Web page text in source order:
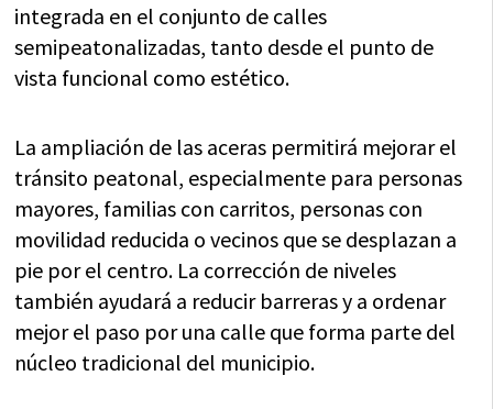
integrada en el conjunto de calles
semipeatonalizadas, tanto desde el punto de
vista funcional como estético.
La ampliación de las aceras permitirá mejorar el
tránsito peatonal, especialmente para personas
mayores, familias con carritos, personas con
movilidad reducida o vecinos que se desplazan a
pie por el centro. La corrección de niveles
también ayudará a reducir barreras y a ordenar
mejor el paso por una calle que forma parte del
núcleo tradicional del municipio.